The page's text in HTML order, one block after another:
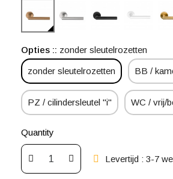
Opties : zonder sleutelrozetten
zonder sleutelrozetten BB /
PZ / cilindersleutel "i" WC / vrij/
Quantity
Levertijd : 3-7